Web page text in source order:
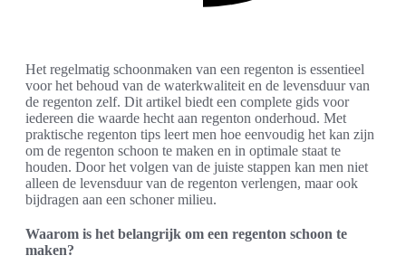
Het regelmatig schoonmaken van een regenton is essentieel
voor het behoud van de waterkwaliteit en de levensduur van
de regenton zelf. Dit artikel biedt een complete gids voor
iedereen die waarde hecht aan regenton onderhoud. Met
praktische regenton tips leert men hoe eenvoudig het kan zijn
om de regenton schoon te maken en in optimale staat te
houden. Door het volgen van de juiste stappen kan men niet
alleen de levensduur van de regenton verlengen, maar ook
bijdragen aan een schoner milieu.
Waarom is het belangrijk om een regenton schoon te
maken?